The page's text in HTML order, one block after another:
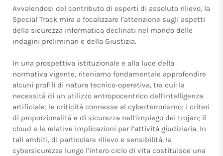
Avvalendosi del contributo di esperti di assoluto rilievo, la
Special Track mira a focalizzare l’attenzione sugli aspetti
della sicurezza informatica declinati nel mondo delle
indagini preliminari e della Giustizia.
In una prospettiva istituzionale e alla luce della
normativa vigente, riteniamo fondamentale approfondire
alcuni profili di natura tecnico-operativa, tra cui: la
necessità di un utilizzo antropocentrico dell’intelligenza
artificiale; le criticità connesse al cyberterrorismo; i criteri
di proporzionalità e di sicurezza nell’impiego dei trojan; il
cloud e le relative implicazioni per l’attività giudiziaria. In
tali ambiti, di particolare rilievo e sensibilità, la
cybersicurezza lungo l’intero ciclo di vita costituisce una